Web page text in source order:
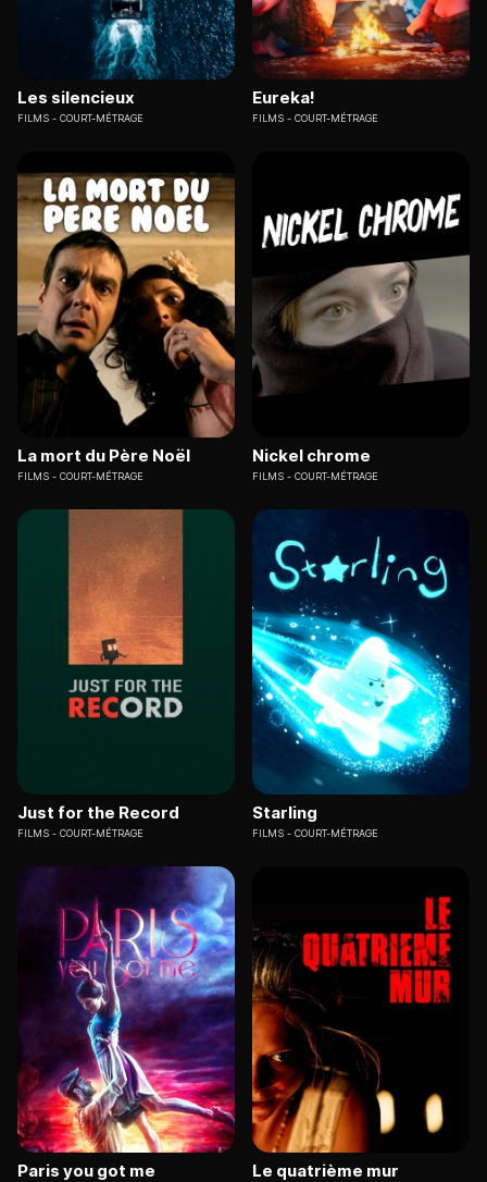
Les silencieux
FILMS COURT-MÉTRAGE
Eureka!
FILMS COURT-MÉTRAGE
La mort du Père Noël
FILMS COURT-MÉTRAGE
Nickel chrome
FILMS COURT-MÉTRAGE
Just for the Record
FILMS COURT-MÉTRAGE
Starling
FILMS COURT-MÉTRAGE
Paris you got me Le quatrième mur